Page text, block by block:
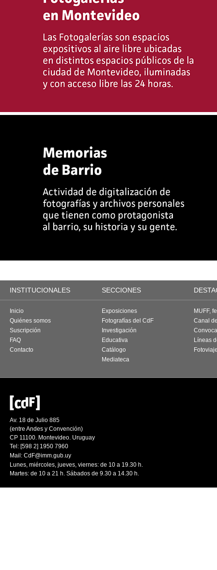
INSTITUCIONALES SECCIONES
Inicio
Quiénes somos
Suscripción
FAQ
Contacto
Exposiciones
Fotografías del CdF
Investigación
Educativa
Catálogo
Mediateca
MUFF,
Canal
Líneas
Av. 18 de Julio 885
(entre Andes y Convención)
CP 11100. Montevideo. Uruguay
Tel: [598 2] 1950 7960
Mail: CdF@imm.gub.uy
Lunes, miércoles, jueves, viernes: de 10 a 19.30 h.
Martes: de 10 a 21 h. Sábados de 9.30 a 14.30 h.